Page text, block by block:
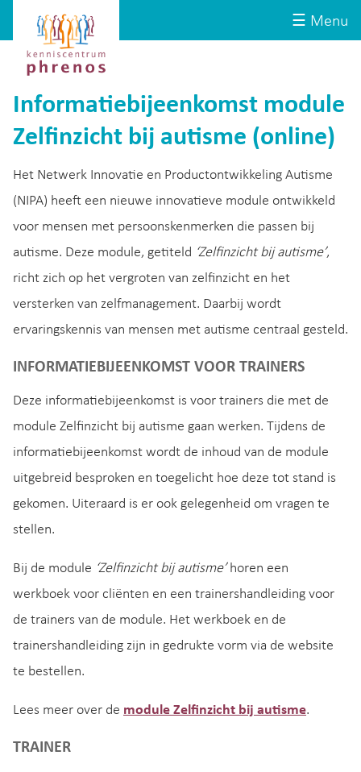
☰ Menu
Kenniscentrum
Phrenos
website
Informatiebijeenkomst module
Zelfinzicht bij autisme (online)
Het Netwerk Innovatie en Productontwikkeling Autisme
(NIPA) heeft een nieuwe innovatieve module ontwikkeld
voor mensen met persoonskenmerken die passen bij
autisme. Deze module, getiteld ‘Zelfinzicht bij autisme’,
richt zich op het vergroten van zelfinzicht en het
versterken van zelfmanagement. Daarbij wordt
ervaringskennis van mensen met autisme centraal gesteld.
INFORMATIEBIJEENKOMST VOOR TRAINERS
Deze informatiebijeenkomst is voor trainers die met de
module Zelfinzicht bij autisme gaan werken. Tijdens de
informatiebijeenkomst wordt de inhoud van de module
uitgebreid besproken en toegelicht hoe deze tot stand is
gekomen. Uiteraard is er ook gelegenheid om vragen te
stellen.
Bij de module ‘Zelfinzicht bij autisme’horen een
werkboek voor cliënten en een trainershandleiding voor
de trainers van de module. Het werkboek en de
trainershandleiding zijn in gedrukte vorm via de website
te bestellen.
Lees meer over de module Zelfinzicht bij autisme.
TRAINER